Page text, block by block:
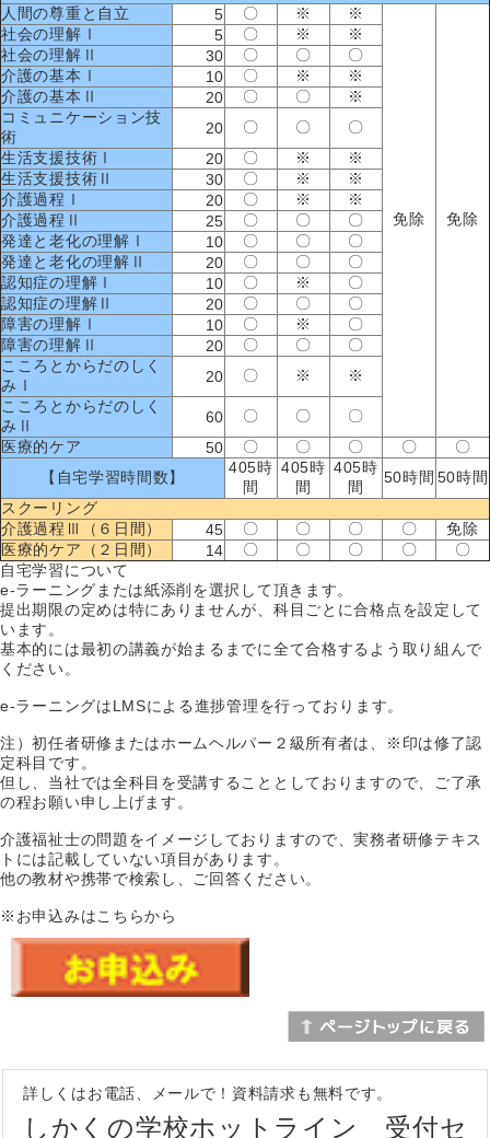
人間の尊重と自立
5 〇 ※ ※
免除 免除
社会の理解Ⅰ 5 〇 ※
※
社会の理解Ⅱ
30 〇 〇
〇
介護の基本Ⅰ
10 〇 ※
※
介護の基本Ⅱ
20 〇 〇
※
コミュニケーション技
術
20 〇 〇
〇
生活支援技術Ⅰ
20 〇 ※
※
生活支援技術Ⅱ
30 〇 ※
※
介護過程Ⅰ
20 〇 ※
※
介護過程Ⅱ
25 〇 〇
〇
発達と老化の理解Ⅰ
10 〇 〇
〇
発達と老化の理解Ⅱ
20 〇 〇
〇
認知症の理解Ⅰ
10 〇 ※
〇
認知症の理解Ⅱ
20 〇 〇
〇
障害の理解Ⅰ
10 〇 ※
〇
障害の理解Ⅱ
20 〇 〇
〇
こころとからだのしく
みⅠ
20 〇 ※
※
こころとからだのしく
みⅡ
60 〇 〇
〇
医療的ケア
50 〇 〇 〇 〇
〇
【自宅学習時間数】
405時
間
405時
間
405時
間
50時間 50時間
スクーリング
介護過程Ⅲ（６日間）
45 〇 〇 〇 〇
免除
医療的ケア（２日間）
14 〇 〇 〇 〇
〇
自宅学習について
e-ラーニングまたは紙添削を選択して頂きます。
提出期限の定めは特にありませんが、科目ごとに合格点を設定して
います。
基本的には最初の講義が始まるまでに全て合格するよう取り組んで
ください。
e-ラーニングはLMSによる進捗管理を行っております。
注）初任者研修またはホームヘルパー２級所有者は、※印は修了認
定科目です。
但し、当社では全科目を受講することとしておりますので、ご了承
の程お願い申し上げます。
介護福祉士の問題をイメージしておりますので、実務者研修テキス
トには記載していない項目があります。
他の教材や携帯で検索し、ご回答ください。
※お申込みはこちらから
詳しくはお電話、メールで！資料請求も無料です。
しかくの学校ホットライン 受付セ